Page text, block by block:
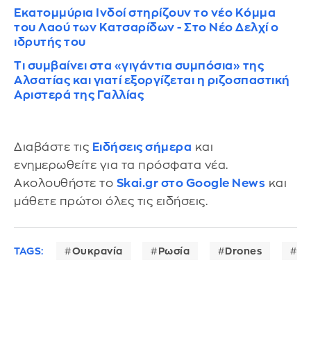
Εκατομμύρια Ινδοί στηρίζουν το νέο Κόμμα
του Λαού των Κατσαρίδων - Στο Νέο Δελχί ο
ιδρυτής του
Τι συμβαίνει στα «γιγάντια συμπόσια» της
Αλσατίας και γιατί εξοργίζεται η ριζοσπαστική
Αριστερά της Γαλλίας
Διαβάστε τις Ειδήσεις σήμερα και
ενημερωθείτε για τα πρόσφατα νέα.
Ακολουθήστε το Skai.gr στο Google News και
μάθετε πρώτοι όλες τις ειδήσεις.
TAGS: Ουκρανία Ρωσία Drones